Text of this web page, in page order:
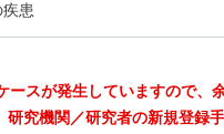
患
ースが発生していますので、
究機関／研究者の新規登録